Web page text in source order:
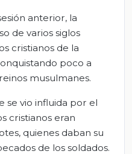
anterior, la
de varios siglos
cristianos de la
poco a
musulmanes.
se vio influida por el
cristianos eran
quienes daban su
de los soldados.